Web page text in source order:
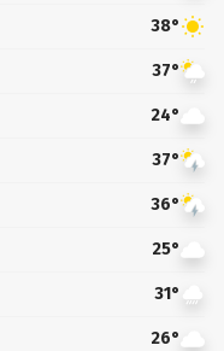
38°
37°
24°
37°
36°
25°
31°
26°